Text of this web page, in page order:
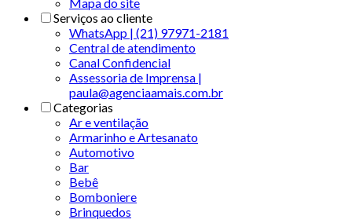
Serviços ao cliente
WhatsApp | (21) 97971-2181
Central de atendimento
Canal Confidencial
Assessoria de Imprensa |
paula@agenciaamais.com.br
Categorias
Ar e ventilação
Armarinho e Artesanato
Automotivo
Bar
Bebê
Bomboniere
Brinquedos